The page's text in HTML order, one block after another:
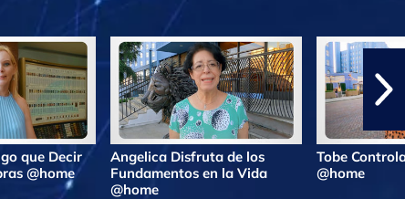
que Decir
@home
Angelica Disfruta de los
Fundamentos en la Vida
@home
Tobe
@home